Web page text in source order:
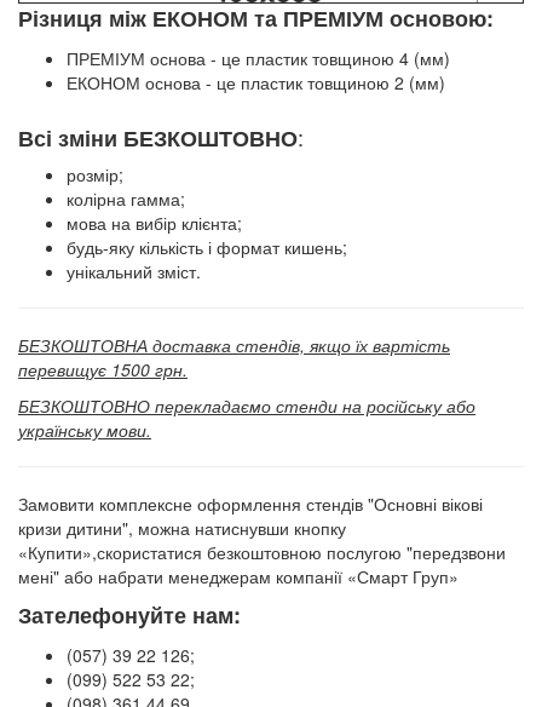
Різниця між ЕКОНОМ та ПРЕМІУМ основою:
ПРЕМІУМ основа - це пластик товщиною 4 (мм)
ЕКОНОМ основа - це пластик товщиною 2 (мм)
Всі зміни БЕЗКОШТОВНО:
розмір;
колірна гамма;
мова на вибір клієнта;
будь-яку кількість і формат кишень;
унікальний зміст.
БЕЗКОШТОВНА доставка стендів, якщо їх вартість
перевищує 1500 грн.
БЕЗКОШТОВНО перекладаємо стенди на російську або
українську мови.
Замовити комплексне оформлення стендів "Основні вікові
кризи дитини", можна натиснувши кнопку
«Купити»,скористатися безкоштовною послугою "передзвони
мені" або набрати менеджерам компанії «Смарт Груп»
Зателефонуйте нам:
(057) 39 22 126;
(099) 522 53 22;